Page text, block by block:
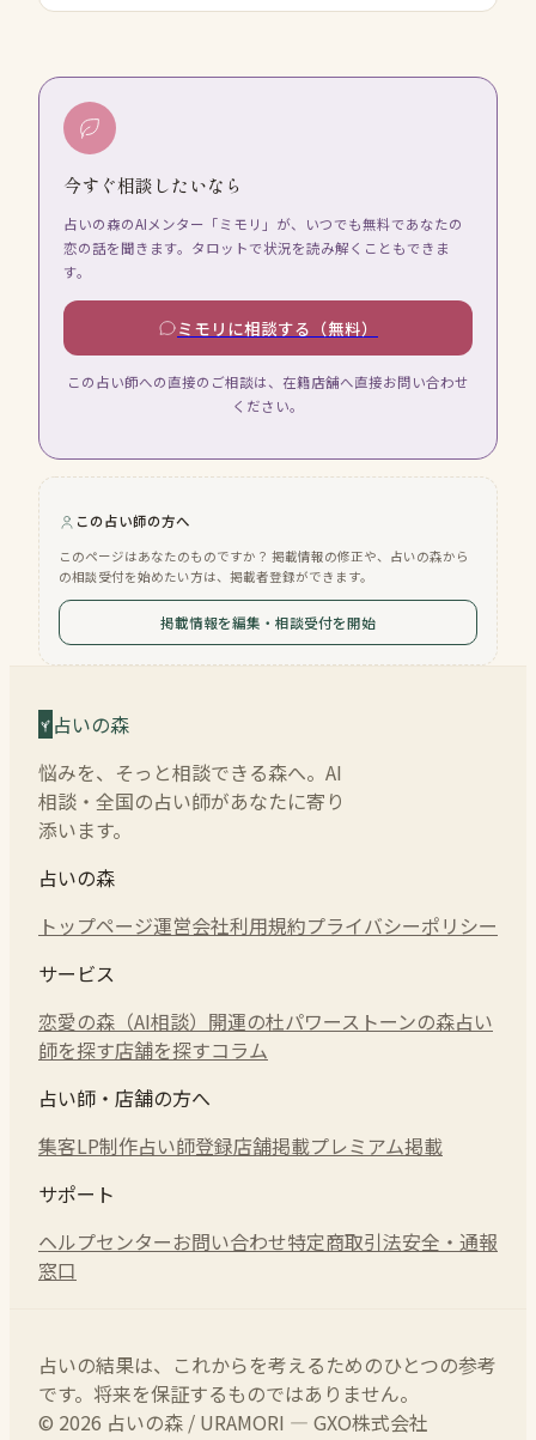
今すぐ相談したいなら
占いの森のAIメンター「ミモリ」が、いつでも無料であなたの
恋の話を聞きます。タロットで状況を読み解くこともできま
す。
ミモリに相談する（無料）
この占い師への直接のご相談は、在籍店舗へ直接お問い合わせ
ください。
この占い師の方へ
このページはあなたのものですか？ 掲載情報の修正や、占いの森から
の相談受付を始めたい方は、掲載者登録ができます。
掲載情報を編集・相談受付を開始
占いの森
悩みを、そっと相談できる森へ。AI
相談・全国の占い師があなたに寄り
添います。
占いの森
トップページ運営会社利用規約プライバシーポリシー
サービス
恋愛の森（AI相談） 開運の杜パワーストーンの森占い
師を探す店舗を探すコラム
占い師・店舗の方へ
集客LP制作占い師登録店舗掲載プレミアム掲載
サポート
ヘルプセンターお問い合わせ特定商取引法安全・通報
窓口
占いの結果は、これからを考えるためのひとつの参考
です。将来を保証するものではありません。
© 2026 占いの森 / URAMORI — GXO株式会社